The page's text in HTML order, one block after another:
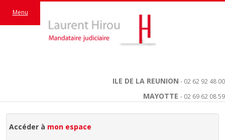
ILE DE LA REUNION - 02 62 92 48 00
MAYOTTE - 02 69 62 08 59
Menu
Accéder à mon espace